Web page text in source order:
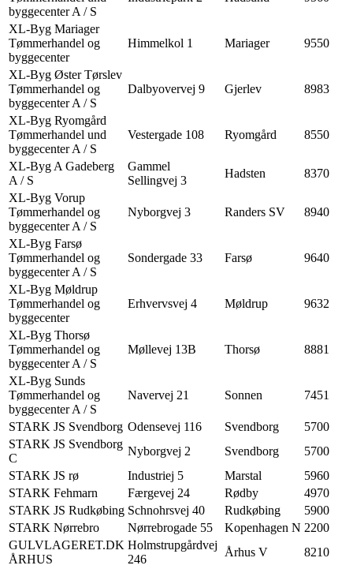
byggecenter A / S
XL-Byg Mariager
Tømmerhandel og
byggecenter
Himmelkol 1 Mariager 9550
XL-Byg Øster Tørslev
Tømmerhandel og
byggecenter A / S
Dalbyovervej 9 Gjerlev 8983
XL-Byg Ryomgård
Tømmerhandel und
byggecenter A / S
Vestergade 108 Ryomgård 8550
XL-Byg A Gadeberg
A / S
Gammel
Sellingvej 3
Hadsten
8370
XL-Byg Vorup
Tømmerhandel og
byggecenter A / S
Nyborgvej 3 Randers SV 8940
XL-Byg Farsø
Tømmerhandel og
byggecenter A / S
Sondergade 33 Farsø 9640
XL-Byg Møldrup
Tømmerhandel og
byggecenter
Erhvervsvej 4 Møldrup 9632
XL-Byg Thorsø
Tømmerhandel og
byggecenter A / S
Møllevej 13B Thorsø 8881
XL-Byg Sunds
Tømmerhandel og
byggecenter A / S
Navervej 21 Sonnen 7451
STARK JS Svendborg Odensevej 116 Svendborg
5700
STARK JS Svendborg
C
Nyborgvej 2 Svendborg
5700
STARK JS rø
Industriej 5 Marstal
5960
STARK Fehmarn
Færgevej 24 Rødby
4970
STARK JS Rudkøbing Schnohrsvej 40 Rudkøbing
5900
STARK Nørrebro
Nørrebrogade 55 Kopenhagen N 2200
GULVLAGERET.DK
ÅRHUS
Holmstrupgårdvej
246
Århus V
8210